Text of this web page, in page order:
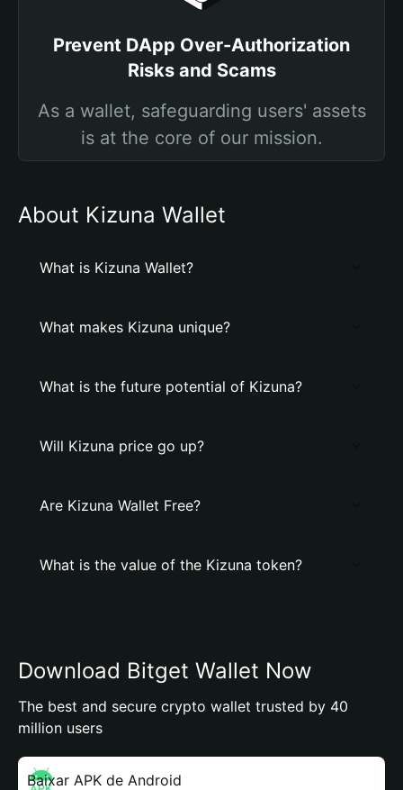
Prevent DApp Over-Authorization
Risks and Scams
As a wallet, safeguarding users' assets
is at the core of our mission.
About Kizuna Wallet
What is Kizuna Wallet?
What makes Kizuna unique?
What is the future potential of Kizuna?
Will Kizuna price go up?
Are Kizuna Wallet Free?
What is the value of the Kizuna token?
Download Bitget Wallet Now
The best and secure crypto wallet trusted by 40
million users
Baixar APK de Android